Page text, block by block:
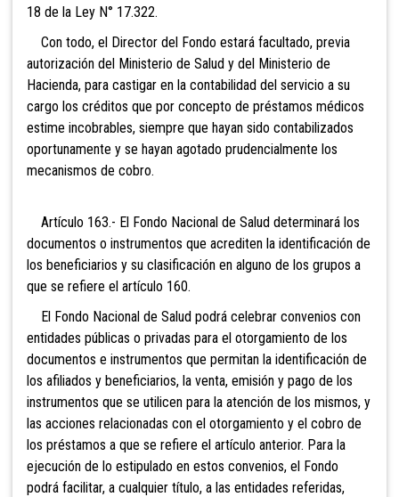
18 de la Ley N° 17.322.
Con todo, el Director del Fondo estará facultado, previa
autorización del Ministerio de Salud y del Ministerio de
Hacienda, para castigar en la contabilidad del servicio a su
cargo los créditos que por concepto de préstamos médicos
estime incobrables, siempre que hayan sido contabilizados
oportunamente y se hayan agotado prudencialmente los
mecanismos de cobro.
Artículo 163.- El Fondo Nacional de Salud determinará los
documentos o instrumentos que acrediten la identificación de
los beneficiarios y su clasificación en alguno de los grupos a
que se refiere el artículo 160.
El Fondo Nacional de Salud podrá celebrar convenios con
entidades públicas o privadas para el otorgamiento de los
documentos e instrumentos que permitan la identificación de
los afiliados y beneficiarios, la venta, emisión y pago de los
instrumentos que se utilicen para la atención de los mismos, y
las acciones relacionadas con el otorgamiento y el cobro de
los préstamos a que se refiere el artículo anterior. Para la
ejecución de lo estipulado en estos convenios, el Fondo
podrá facilitar, a cualquier título, a las entidades referidas,